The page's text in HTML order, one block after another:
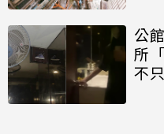
公
所
不